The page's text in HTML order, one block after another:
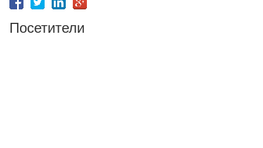
Посетители